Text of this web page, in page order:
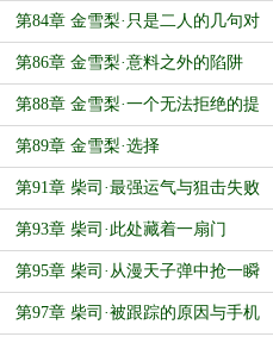
第84章 金雪梨·只是二人的几句对
话
第86章 金雪梨·意料之外的陷阱
第88章 金雪梨·一个无法拒绝的提
议
第89章 金雪梨·选择
第91章 柴司·最强运气与狙击失败
第93章 柴司·此处藏着一扇门
第95章 柴司·从漫天子弹中抢一瞬
间
第97章 柴司·被跟踪的原因与手机